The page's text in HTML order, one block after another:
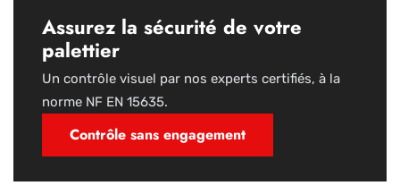
Assurez la sécurité de votre
palettier
Un contrôle visuel par nos experts certifiés, à la
norme NF EN 15635.
Contrôle sans engagement